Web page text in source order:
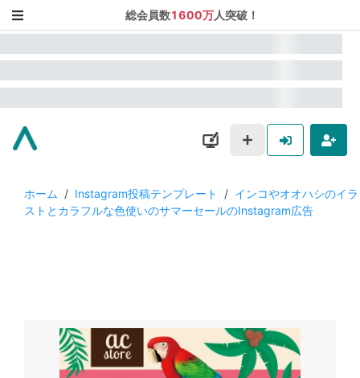
総会員数1600万人突破！
ホーム / Instagram投稿テンプレート / インコやオオハシのイラ
ストとカラフルな色使いのサマーセールのInstagram広告